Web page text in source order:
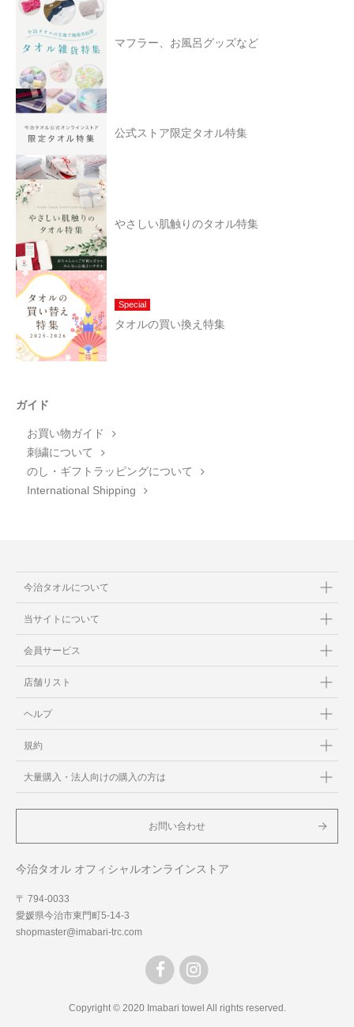
マフラー、お風呂グッズなど
公式ストア限定タオル特集
やさしい肌触りのタオル特集
Special
タオルの買い換え特集
ガイド
お買い物ガイド
刺繍について
のし・ギフトラッピングについて
International Shipping
今治タオルについて
当サイトについて
会員サービス
店舗リスト
ヘルプ
規約
大量購入・法人向けの購入の方は
お問い合わせ
今治タオル オフィシャルオンラインストア
〒 794-0033
愛媛県今治市東門町5-14-3
shopmaster@imabari-trc.com
Copyright © 2020 Imabari towel All rights reserved.